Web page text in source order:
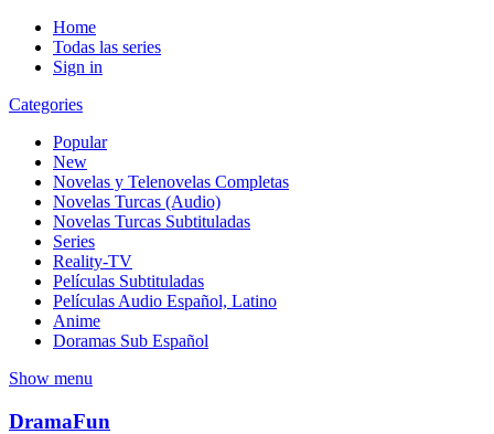
Home
Todas las series
Sign in
Categories
Popular
New
Novelas y Telenovelas Completas
Novelas Turcas (Audio)
Novelas Turcas Subtituladas
Series
Reality-TV
Películas Subtituladas
Películas Audio Español, Latino
Anime
Doramas Sub Español
Show menu
DramaFun